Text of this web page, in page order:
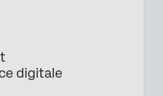
digitale